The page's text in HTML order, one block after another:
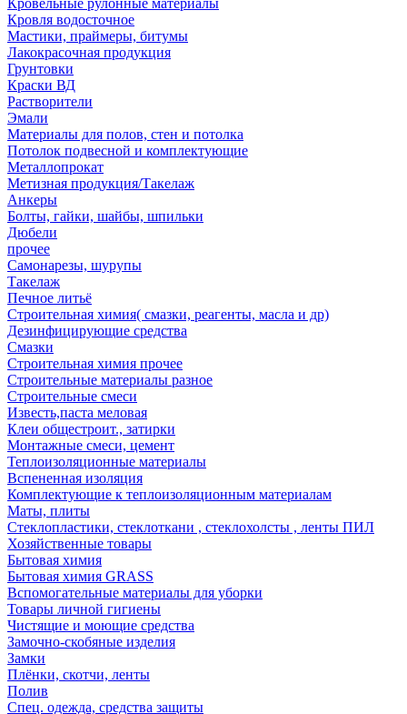
Кровельные рулонные материалы
Кровля водосточное
Мастики, праймеры, битумы
Лакокрасочная продукция
Грунтовки
Краски ВД
Растворители
Эмали
Материалы для полов, стен и потолка
Потолок подвесной и комплектующие
Металлопрокат
Метизная продукция/Такелаж
Анкеры
Болты, гайки, шайбы, шпильки
Дюбели
прочее
Самонарезы, шурупы
Такелаж
Печное литьё
Строительная химия( смазки, реагенты, масла и др)
Дезинфицирующие средства
Смазки
Строительная химия прочее
Строительные материалы разное
Строительные смеси
Известь,паста меловая
Клеи общестроит., затирки
Монтажные смеси, цемент
Теплоизоляционные материалы
Вспененная изоляция
Комплектующие к теплоизоляционным материалам
Маты, плиты
Стеклопластики, стеклоткани , стеклохолсты , ленты ПИЛ
Хозяйственные товары
Бытовая химия
Бытовая химия GRASS
Вспомогательные материалы для уборки
Товары личной гигиены
Чистящие и моющие средства
Замочно-скобяные изделия
Замки
Плёнки, скотчи, ленты
Полив
Спец. одежда, средства защиты